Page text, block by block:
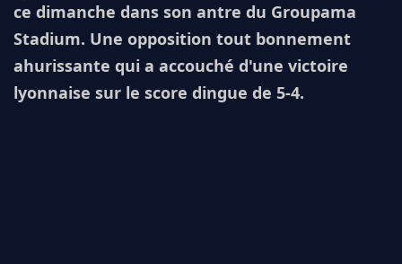
ce dimanche dans son antre du Groupama
Stadium. Une opposition tout bonnement
ahurissante qui a accouché d'une victoire
lyonnaise sur le score dingue de 5-4.